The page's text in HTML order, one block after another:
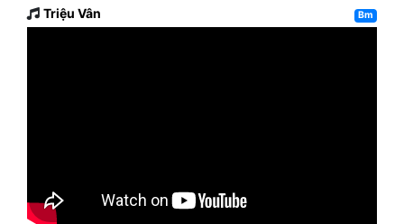
Triệu Vân Bm